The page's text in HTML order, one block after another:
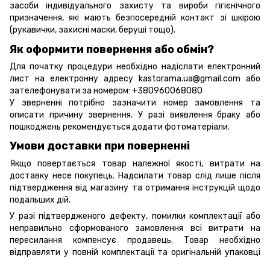
засоби індивідуального захисту та вироби гігієнічного
призначення, які мають безпосередній контакт зі шкірою
(рукавички, захисні маски, беруші тощо).
Як оформити повернення або обмін?
Для початку процедури необхідно надіслати електронний
лист на електронну адресу kastorama.ua@gmail.com або
зателефонувати за номером: +380960068080
У зверненні потрібно зазначити номер замовлення та
описати причину звернення. У разі виявлення браку або
пошкоджень рекомендується додати фотоматеріали.
Умови доставки при поверненні
Якщо повертається товар належної якості, витрати на
доставку несе покупець. Надсилати товар слід лише після
підтвердження від магазину та отримання інструкцій щодо
подальших дій.
У разі підтвердженого дефекту, помилки комплектації або
неправильно сформованого замовлення всі витрати на
пересилання компенсує продавець. Товар необхідно
відправляти у повній комплектації та оригінальній упаковці